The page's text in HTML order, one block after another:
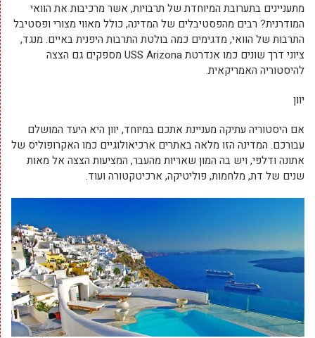
מתעניינים בתערובת המיוחדת של תרבויות, אשר מרכיבות את הוואי
המודרנית? רבים מהפסטיבלים של המדינה, כולל מאווי מצורי ופסטיבל
התרבות של הוואי, מדגימים כמה בולטת התרבות היפנית באיים. מנגד,
ציוני דרך שונים כמו אנדרטת USS Arizona מספקים גם הצצה
להיסטוריה האמריקאית.
יוון
אם היסטוריה עתיקה מעניינת אתכם במיוחד, יוון היא היעד המושלם
עבורכם. המדינה הזו מלאה באתרים ארכיאולוגיים כמו האקרופוליס של
אתונה ודלפי, ויש בה המון שאריות מהעבר, המציעות הצצה אל מאות
שנים של דת, מלחמות, פוליטיקה, ארכיטקטורה ועוד.